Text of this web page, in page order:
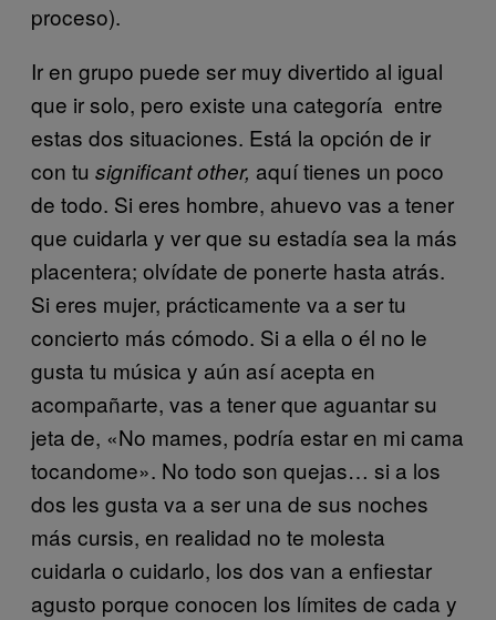
proceso).
Ir en grupo puede ser muy divertido al igual
que ir solo, pero existe una categoría entre
estas dos situaciones. Está la opción de ir
con tu significant other, aquí tienes un poco
de todo. Si eres hombre, ahuevo vas a tener
que cuidarla y ver que su estadía sea la más
placentera; olvídate de ponerte hasta atrás.
Si eres mujer, prácticamente va a ser tu
concierto más cómodo. Si a ella o él no le
gusta tu música y aún así acepta en
acompañarte, vas a tener que aguantar su
jeta de, «No mames, podría estar en mi cama
tocandome». No todo son quejas… si a los
dos les gusta va a ser una de sus noches
más cursis, en realidad no te molesta
cuidarla o cuidarlo, los dos van a enfiestar
agusto porque conocen los límites de cada y